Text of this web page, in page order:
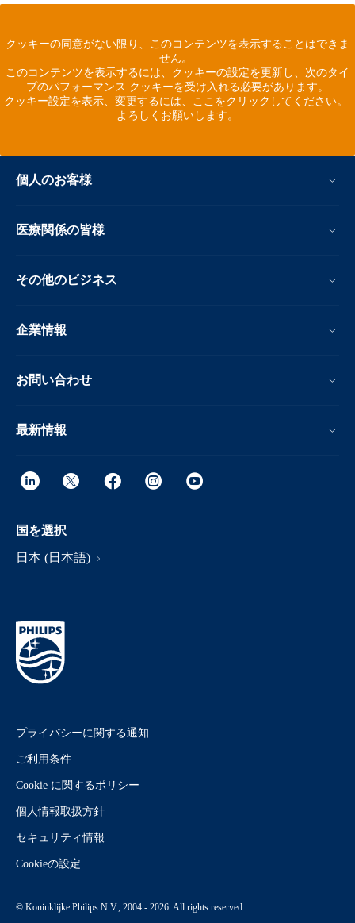
クッキーの同意がない限り、このコンテンツを表示することはできま
せん。
このコンテンツを表示するには、クッキーの設定を更新し、次のタイ
プのパフォーマンス クッキーを受け入れる必要があります。
クッキー設定を表示、変更するには、ここをクリックしてください。
よろしくお願いします。
個人のお客様
医療関係の皆様
その他のビジネス
企業情報
お問い合わせ
最新情報
国を選択
日本 (日本語)
プライバシーに関する通知
ご利用条件
Cookie に関するポリシー
個人情報取扱方針
セキュリティ情報
Cookieの設定
© Koninklijke Philips N.V., 2004 - 2026. All rights reserved.